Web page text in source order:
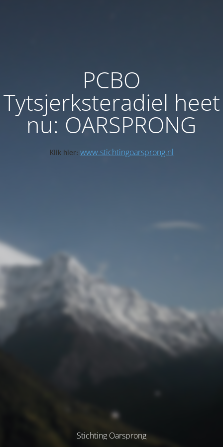
PCBO
Tytsjerksteradiel heet
nu: OARSPRONG
Klik hier: www.stichtingoarsprong.nl
Stichting Oarsprong